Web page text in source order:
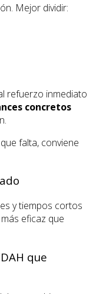
Mejor dividir:
refuerzo inmediato
concretos
falta, conviene
y tiempos cortos
eficaz que
que